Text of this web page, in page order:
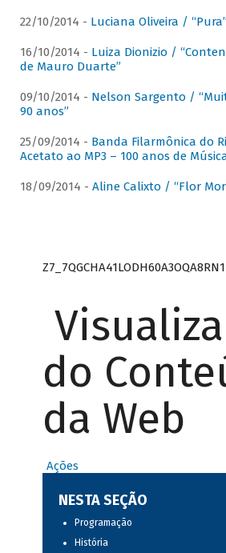
22/10/2014 - Luciana Oliveira / “Pura”
16/10/2014 - Luiza Dionizio /
de Mauro Duarte”
09/10/2014 - Nelson Sargento /
90 anos”
25/09/2014 - Banda Filarmônica do
Acetato ao MP3 – 100 anos de
18/09/2014 - Aline Calixto / “Flor
do
da Web
Ações
NESTA SEÇÃO
Programação
História